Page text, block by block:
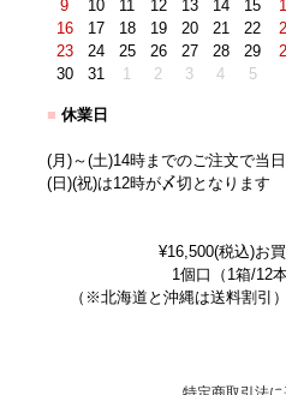
9
10 11 12 13 14
15
16
17 18 19 20 21
22
23
24 25 26 27 28
29
30
31 1 2 3 4 5
■ 休業日
(月)～(土)14時までのご注文で当
(日)(祝)は12時が〆切となります
¥16,500(税込)お
1個口（1箱/12
（※北海道と沖縄は送料割引